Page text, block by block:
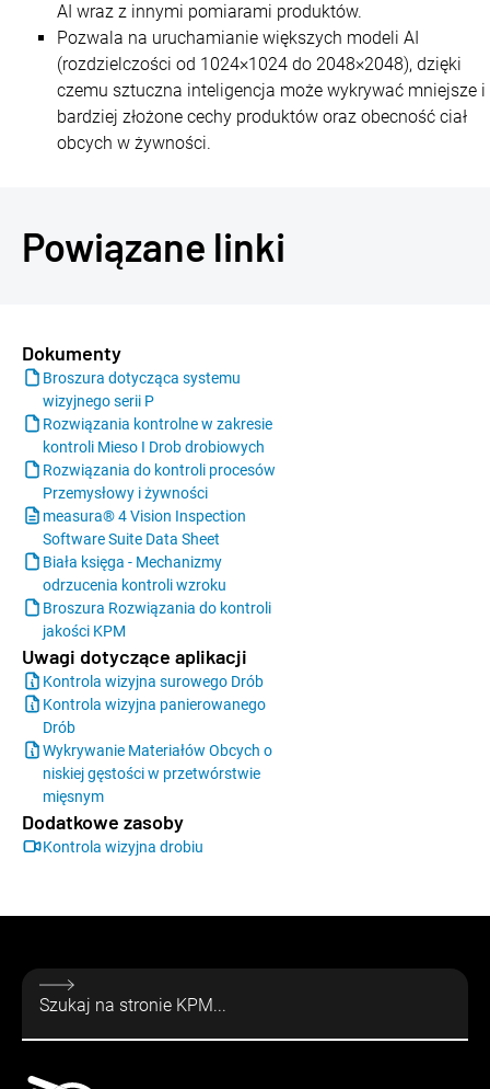
AI wraz z innymi pomiarami produktów.
Pozwala na uruchamianie większych modeli AI
(rozdzielczości od 1024×1024 do 2048×2048), dzięki
czemu sztuczna inteligencja może wykrywać mniejsze i
bardziej złożone cechy produktów oraz obecność ciał
obcych w żywności.
Powiązane linki
Dokumenty
Broszura dotycząca systemu
wizyjnego serii P
Rozwiązania kontrolne w zakresie
kontroli Mieso I Drob drobiowych
Rozwiązania do kontroli procesów
Przemysłowy i żywności
measura® 4 Vision Inspection
Software Suite Data Sheet
Biała księga - Mechanizmy
odrzucenia kontroli wzroku
Broszura Rozwiązania do kontroli
jakości KPM
Uwagi dotyczące aplikacji
Kontrola wizyjna surowego Drób
Kontrola wizyjna panierowanego
Drób
Wykrywanie Materiałów Obcych o
niskiej gęstości w przetwórstwie
mięsnym
Dodatkowe zasoby
Kontrola wizyjna drobiu